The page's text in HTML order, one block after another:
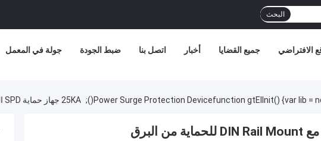
البحث
جولة في المعمل ضبط الجودة اتصل بنا أخبار جميع القضايا الافتراضي
Power Surge Protection Devicefunction gtElInit() {var lib = 25KA جهاز حماية SPD القابل للتوصيل مع DIN Rail Mount للحماية من البرق